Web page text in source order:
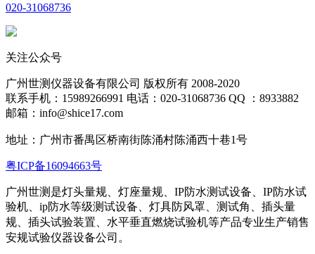
020-31068736
关注公众号
广州世测仪器设备有限公司 版权所有 2008-2020
联系手机：15989266991 电话：020-31068736 QQ ：8933882
邮箱：info@shice17.com
地址： 广州市番禺区桥南街陈涌村陈涌西十巷1号
粤ICP备16094663号
广州世测是灯头量规、灯座量规、IP防水测试设备、IP防水试
验机、ip防水等级测试设备、灯具防风罩、测试角、插头量
规、插头试验装置、水平垂直燃烧试验机等产品专业生产销售
安规试验仪器设备公司。